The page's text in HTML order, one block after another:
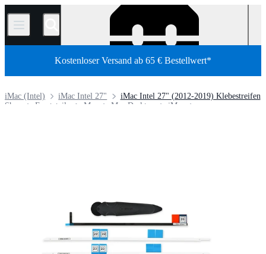
/
Kostenloser Versand ab 65 € Bestellwert*
iMac Intel 27" (2012-2019) Klebestreifen
iMac Intel 27"
iMac (Intel)
iMac
Mac Desktop
Mac
Ersatzteile
Shop